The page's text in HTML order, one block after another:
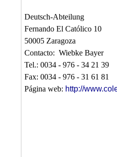
Deutsch-Abteilung
Fernando El Católico 10
50005 Zaragoza
Contacto: Wiebke Bayer
Tel.: 0034 - 976 - 34 21 39
Fax: 0034 - 976 - 31 61 81
Página web: http://